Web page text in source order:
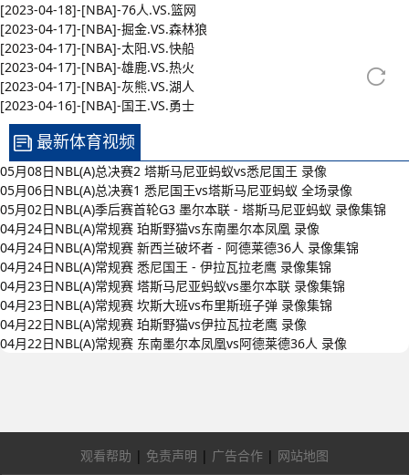
[2023-04-18]-[NBA]-76人.VS.篮网
[2023-04-17]-[NBA]-掘金.VS.森林狼
[2023-04-17]-[NBA]-太阳.VS.快船
[2023-04-17]-[NBA]-雄鹿.VS.热火
[2023-04-17]-[NBA]-灰熊.VS.湖人
[2023-04-16]-[NBA]-国王.VS.勇士
最新体育视频
05月08日NBL(A)总决赛2 塔斯马尼亚蚂蚁vs悉尼国王 录像
05月06日NBL(A)总决赛1 悉尼国王vs塔斯马尼亚蚂蚁 全场录像
05月02日NBL(A)季后赛首轮G3 墨尔本联 - 塔斯马尼亚蚂蚁 录像集锦
04月24日NBL(A)常规赛 珀斯野猫vs东南墨尔本凤凰 录像
04月24日NBL(A)常规赛 新西兰破坏者 - 阿德莱德36人 录像集锦
04月24日NBL(A)常规赛 悉尼国王 - 伊拉瓦拉老鹰 录像集锦
04月23日NBL(A)常规赛 塔斯马尼亚蚂蚁vs墨尔本联 录像集锦
04月23日NBL(A)常规赛 坎斯大班vs布里斯班子弹 录像集锦
04月22日NBL(A)常规赛 珀斯野猫vs伊拉瓦拉老鹰 录像
04月22日NBL(A)常规赛 东南墨尔本凤凰vs阿德莱德36人 录像
观看帮助 | 免责声明 | 广告合作 | 网站地图